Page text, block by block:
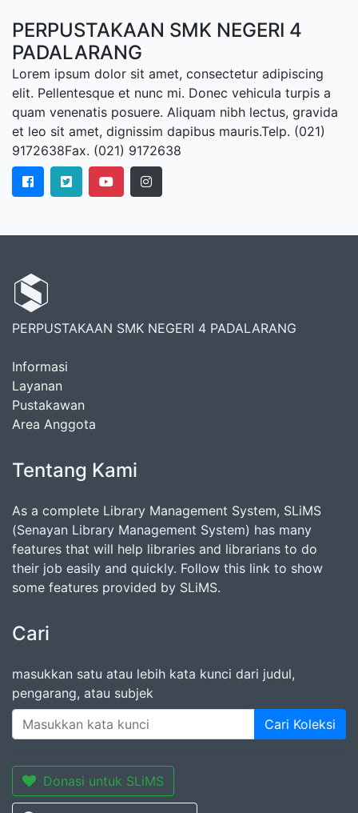
PERPUSTAKAAN SMK NEGERI 4
PADALARANG
Lorem ipsum dolor sit amet, consectetur adipiscing
elit. Pellentesque et nunc mi. Donec vehicula turpis a
quam venenatis posuere. Aliquam nibh lectus, gravida
et leo sit amet, dignissim dapibus mauris.Telp. (021)
9172638Fax. (021) 9172638
PERPUSTAKAAN SMK NEGERI 4 PADALARANG
Informasi
Layanan
Pustakawan
Area Anggota
Tentang Kami
As a complete Library Management System, SLiMS
(Senayan Library Management System) has many
features that will help libraries and librarians to do
their job easily and quickly. Follow this link to show
some features provided by SLiMS.
Cari
masukkan satu atau lebih kata kunci dari judul,
pengarang, atau subjek
Cari Koleksi
Donasi untuk SLiMS